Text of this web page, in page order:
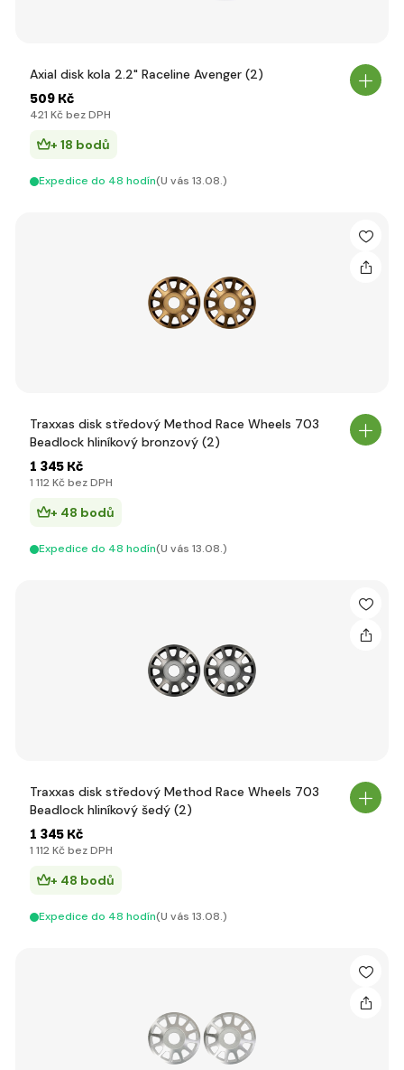
Axial disk kola 2.2" Raceline Avenger (2)
509 Kč
421 Kč bez DPH
+ 18 bodů
Expedice do 48 hodín(U vás 13.08.)
Traxxas disk středový Method Race Wheels 703
Beadlock hliníkový bronzový (2)
1 345 Kč
1 112 Kč bez DPH
+ 48 bodů
Expedice do 48 hodín(U vás 13.08.)
Traxxas disk středový Method Race Wheels 703
Beadlock hliníkový šedý (2)
1 345 Kč
1 112 Kč bez DPH
+ 48 bodů
Expedice do 48 hodín(U vás 13.08.)